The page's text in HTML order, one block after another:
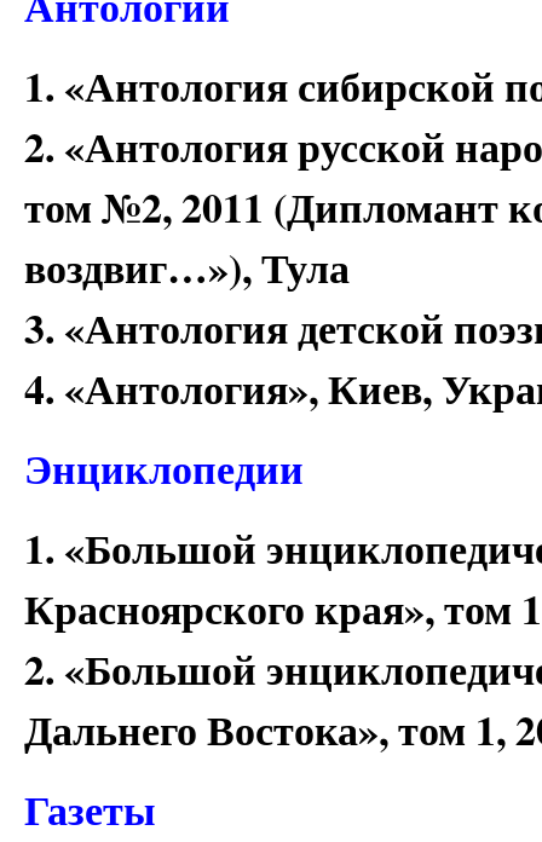
1. «Антология сибирской
2. «Антология русской
том №2, 2011 (Дипломант
воздвиг…»), Тула
3. «Антология детской
4. «Антология», Киев,
Энциклопедии
1. «Большой
Красноярского края», том
2. «Большой
Дальнего Востока», том 1,
Газеты